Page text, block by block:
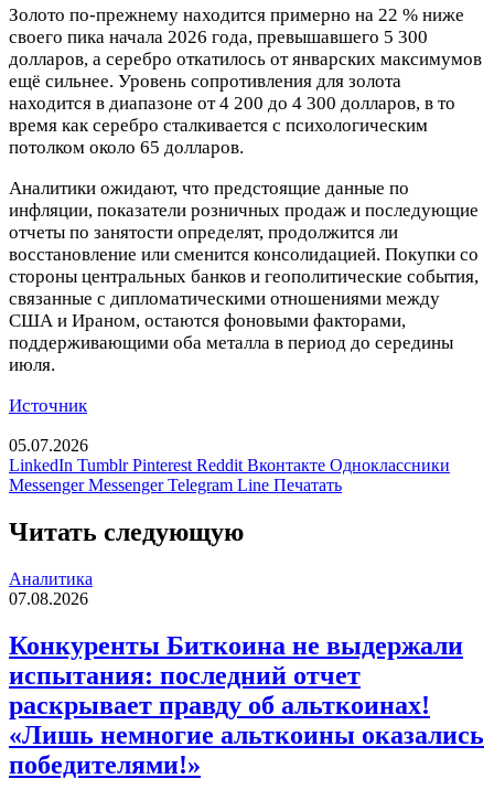
Золото по-прежнему находится примерно на 22 % ниже
своего пика начала 2026 года, превышавшего 5 300
долларов, а серебро откатилось от январских максимумов
ещё сильнее. Уровень сопротивления для золота
находится в диапазоне от 4 200 до 4 300 долларов, в то
время как серебро сталкивается с психологическим
потолком около 65 долларов.
Аналитики ожидают, что предстоящие данные по
инфляции, показатели розничных продаж и последующие
отчеты по занятости определят, продолжится ли
восстановление или сменится консолидацией. Покупки со
стороны центральных банков и геополитические события,
связанные с дипломатическими отношениями между
США и Ираном, остаются фоновыми факторами,
поддерживающими оба металла в период до середины
июля.
Источник
05.07.2026
LinkedIn Tumblr Pinterest Reddit Вконтакте Одноклассники
Messenger Messenger Telegram Line Печатать
Читать следующую
Аналитика
07.08.2026
Конкуренты Биткоина не выдержали
испытания: последний отчет
раскрывает правду об альткоинах!
«Лишь немногие альткоины оказались
победителями!»